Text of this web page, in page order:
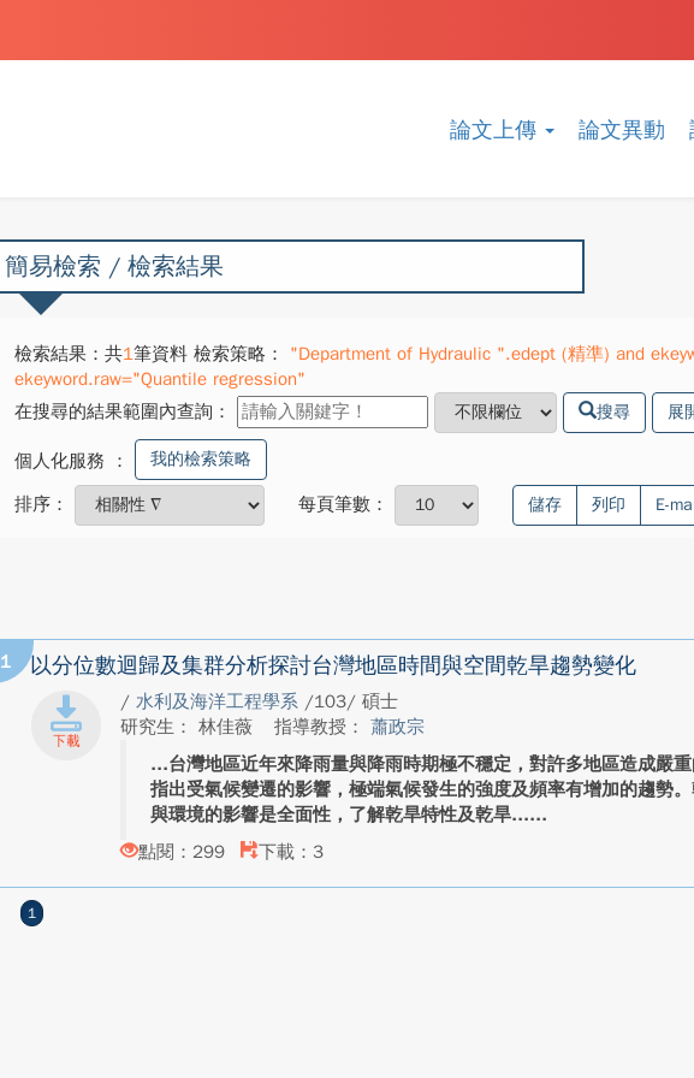
論文上傳 論文異動
簡易檢索 / 檢索結果
檢索結果：共1筆資料 檢索策略：
"Department of Hydraulic ".edept (精準) and
ekeyword.raw="Quantile regression"
在搜尋的結果範圍內查詢：
搜尋 展
個人化服務 ： 我的檢索策略
排序： 每頁筆數： 儲存 列印 E-
1 以分位數迴歸及集群分析探討台灣地區時間與空間乾旱趨勢變化
/ 水利及海洋工程學系 /103/ 碩士
研究生： 林佳薇
指導教授： 蕭政宗
台灣地區近年來降雨量與降雨時期極不穩定，對許多地區造成嚴
指出受氣候變遷的影響，極端氣候發生的強度及頻率有增加的趨勢
與環境的影響是全面性，了解乾旱特性及乾旱...
點閱：299
下載：3
1